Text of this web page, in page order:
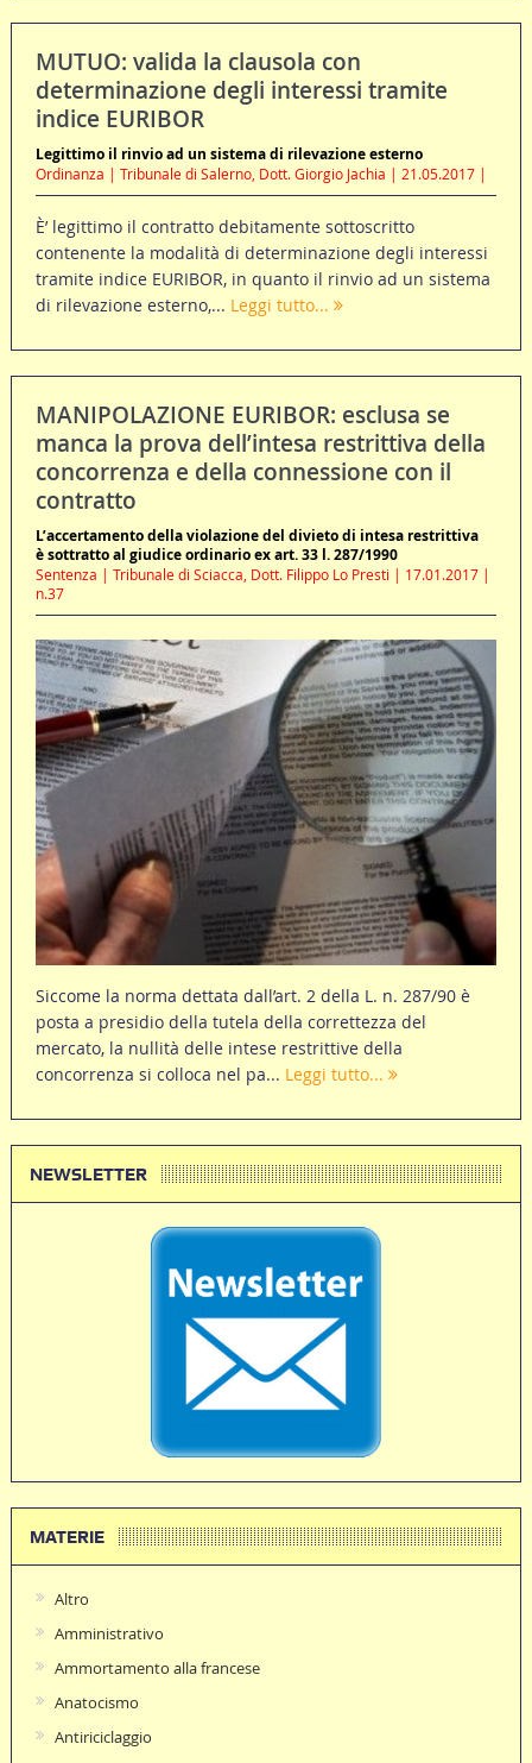
MUTUO: valida la clausola con
determinazione degli interessi tramite
indice EURIBOR
Legittimo il rinvio ad un sistema di rilevazione esterno
Ordinanza | Tribunale di Salerno, Dott. Giorgio Jachia | 21.05.2017 |
È’ legittimo il contratto debitamente sottoscritto
contenente la modalità di determinazione degli interessi
tramite indice EURIBOR, in quanto il rinvio ad un sistema
di rilevazione esterno,... Leggi tutto...
MANIPOLAZIONE EURIBOR: esclusa se
manca la prova dell’intesa restrittiva della
concorrenza e della connessione con il
contratto
L’accertamento della violazione del divieto di intesa restrittiva
è sottratto al giudice ordinario ex art. 33 l. 287/1990
Sentenza | Tribunale di Sciacca, Dott. Filippo Lo Presti | 17.01.2017 |
n.37
Siccome la norma dettata dall’art. 2 della L. n. 287/90 è
posta a presidio della tutela della correttezza del
mercato, la nullità delle intese restrittive della
concorrenza si colloca nel pa... Leggi tutto...
NEWSLETTER
MATERIE
Altro
Amministrativo
Ammortamento alla francese
Anatocismo
Antiriciclaggio